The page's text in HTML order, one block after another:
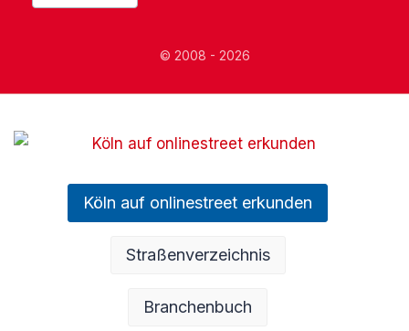
© 2008 - 2026
Köln auf onlinestreet erkunden
Straßenverzeichnis
Branchenbuch